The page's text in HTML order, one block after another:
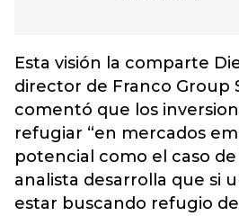
Esta visión la comparte
director de Franco Group
comentó que los
refugiar “en mercados
potencial como el caso de
analista desarrolla que si
estar buscando refugio